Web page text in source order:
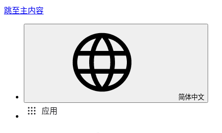
跳至主内容
简体中文
应用